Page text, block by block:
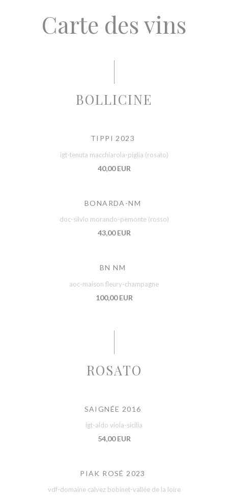
Carte des vins
BOLLICINE
TIPPI 2023
igt-tenuta macchiarola-piglia (rosato)
40,00 EUR
BONARDA-NM
doc-silvio morando-pemonte (rosso)
43,00 EUR
BN NM
aoc-maison fleury-champagne
100,00 EUR
ROSATO
SAIGNÉE 2016
igt-aldo viola-sicilia
54,00 EUR
PIAK ROSÉ 2023
vdf-domaine calvez bobinet-vallée de la loire